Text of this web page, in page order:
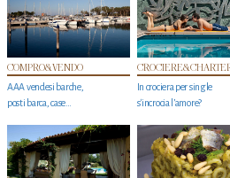
COMPRO&VENDO
AAA vendesi barche,
posti barca, case…
In crociera per single
s'incrocia l’amore?